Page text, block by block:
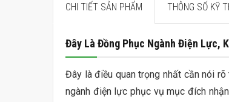
của
viện
hình
ảnh
CHI TIẾT SẢN PHẨM THÔNG SỐ KỸ
Đây Là Đồng Phục Ngành Điện Lực,
Đây là điều quan trọng nhất cần nói
ngành điện lực phục vụ mục đích